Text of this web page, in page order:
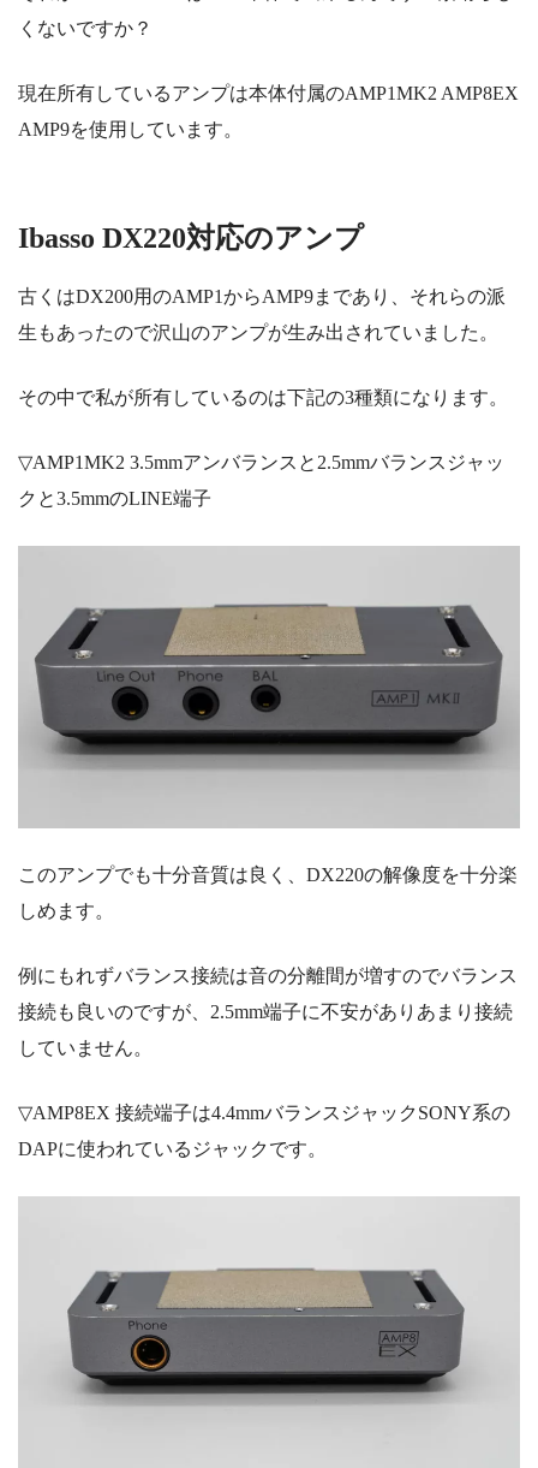
くないですか？
現在所有しているアンプは本体付属のAMP1MK2 AMP8EX
AMP9を使用しています。
Ibasso DX220対応のアンプ
古くはDX200用のAMP1からAMP9まであり、それらの派
生もあったので沢山のアンプが生み出されていました。
その中で私が所有しているのは下記の3種類になります。
▽AMP1MK2 3.5mmアンバランスと2.5mmバランスジャッ
クと3.5mmのLINE端子
このアンプでも十分音質は良く、 DX220の解像度を十分楽
しめます。
例にもれずバランス接続は音の分離間が増すのでバランス
接続も良いのですが、2.5mm端子に不安がありあまり接続
していません。
▽AMP8EX 接続端子は4.4mmバランスジャックSONY系の
DAPに使われているジャックです。